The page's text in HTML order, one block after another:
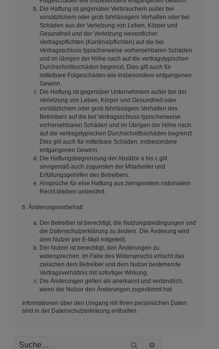
Die Haftung ist gegenüber Verbrauchern außer bei
vorsätzlichem oder grob fahrlässigem Verhalten oder bei
Schäden aus der Verletzung von Leben, Körper und
Gesundheit und der Verletzung wesentlicher
Vertragspflichten (Kardinalpflichten) auf die bei
Vertragsschluss typischerweise vorhersehbaren Schäden
und im übrigen der Höhe nach auf die vertragstypischen
Durchschnittsschäden begrenzt. Dies gilt auch für
mittelbare Folgeschäden wie insbesondere entgangenen
Gewinn.
Die Haftung ist gegenüber Unternehmern außer bei der
Verletzung von Leben, Körper und Gesundheit oder
vorsätzlichem oder grob fahrlässigem Verhalten des
Betreibers auf die bei Vertragsschluss typischerweise
vorhersehbaren Schäden und im Übrigen der Höhe nach
auf die vertragstypischen Durchschnittsschäden begrenzt.
Dies gilt auch für mittelbare Schäden, insbesondere
entgangenen Gewinn.
Die Haftungsbegrenzung der Absätze a bis c gilt
sinngemäß auch zugunsten der Mitarbeiter und
Erfüllungsgehilfen des Betreibers.
Ansprüche für eine Haftung aus zwingendem nationalem
Recht bleiben unberührt.
6. Änderungsvorbehalt
Der Betreiber ist berechtigt, die Nutzungsbedingungen und
die Datenschutzerklärung zu ändern. Die Änderung wird
dem Nutzer per E-Mail mitgeteilt.
Der Nutzer ist berechtigt, den Änderungen zu
widersprechen. Im Falle des Widerspruchs erlischt das
zwischen dem Betreiber und dem Nutzer bestehende
Vertragsverhältnis mit sofortiger Wirkung.
Die Änderungen gelten als anerkannt und verbindlich,
wenn der Nutzer den Änderungen zugestimmt hat.
Informationen über den Umgang mit Ihren persönlichen Daten
sind in der Datenschutzerklärung enthalten.
Suche